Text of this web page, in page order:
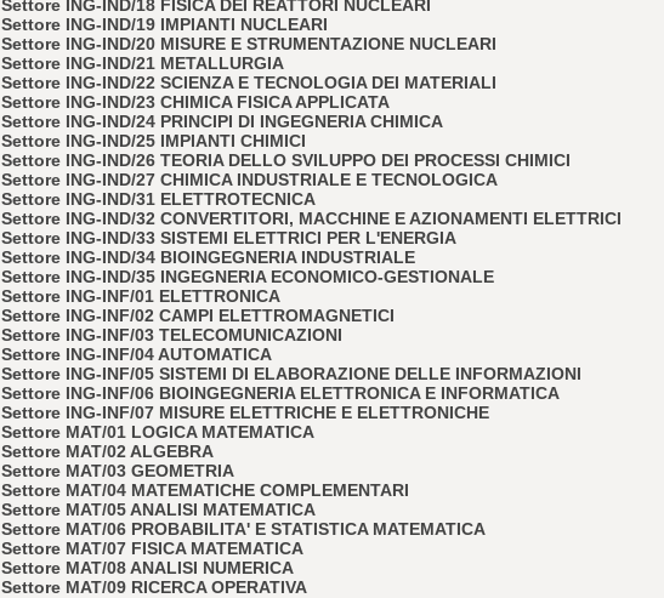
Settore ING-IND/18 FISICA DEI REATTORI NUCLEARI
Settore ING-IND/19 IMPIANTI NUCLEARI
Settore ING-IND/20 MISURE E STRUMENTAZIONE NUCLEARI
Settore ING-IND/21 METALLURGIA
Settore ING-IND/22 SCIENZA E TECNOLOGIA DEI MATERIALI
Settore ING-IND/23 CHIMICA FISICA APPLICATA
Settore ING-IND/24 PRINCIPI DI INGEGNERIA CHIMICA
Settore ING-IND/25 IMPIANTI CHIMICI
Settore ING-IND/26 TEORIA DELLO SVILUPPO DEI PROCESSI CHIMICI
Settore ING-IND/27 CHIMICA INDUSTRIALE E TECNOLOGICA
Settore ING-IND/31 ELETTROTECNICA
Settore ING-IND/32 CONVERTITORI, MACCHINE E AZIONAMENTI ELETTRICI
Settore ING-IND/33 SISTEMI ELETTRICI PER L'ENERGIA
Settore ING-IND/34 BIOINGEGNERIA INDUSTRIALE
Settore ING-IND/35 INGEGNERIA ECONOMICO-GESTIONALE
Settore ING-INF/01 ELETTRONICA
Settore ING-INF/02 CAMPI ELETTROMAGNETICI
Settore ING-INF/03 TELECOMUNICAZIONI
Settore ING-INF/04 AUTOMATICA
Settore ING-INF/05 SISTEMI DI ELABORAZIONE DELLE INFORMAZIONI
Settore ING-INF/06 BIOINGEGNERIA ELETTRONICA E INFORMATICA
Settore ING-INF/07 MISURE ELETTRICHE E ELETTRONICHE
Settore MAT/01 LOGICA MATEMATICA
Settore MAT/02 ALGEBRA
Settore MAT/03 GEOMETRIA
Settore MAT/04 MATEMATICHE COMPLEMENTARI
Settore MAT/05 ANALISI MATEMATICA
Settore MAT/06 PROBABILITA' E STATISTICA MATEMATICA
Settore MAT/07 FISICA MATEMATICA
Settore MAT/08 ANALISI NUMERICA
Settore MAT/09 RICERCA OPERATIVA